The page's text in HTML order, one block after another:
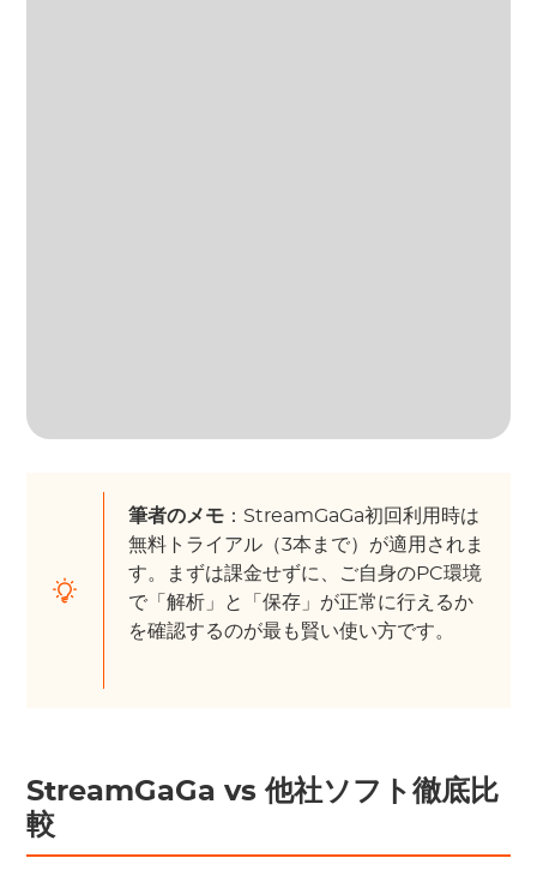
筆者のメモ ：StreamGaGa初回利用時は
無料トライアル（3本まで）が適用されま
す。まずは課金せずに、ご自身のPC環境
で「解析」と「保存」が正常に行えるか
を確認するのが最も賢い使い方です。
StreamGaGa vs 他社ソフト徹底比
較